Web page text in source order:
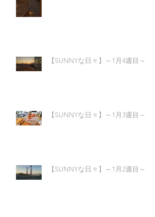
【SUNNYな日々】～1月4週目～
【SUNNYな日々】～1月3週目～
【SUNNYな日々】～1月2週目～